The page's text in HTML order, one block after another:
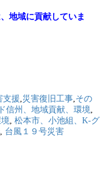
地域に貢献していま
支援 災害復旧工事, その
信州、地域貢献、環境
松本市、小池組、K-グ
, 台風１９号災害